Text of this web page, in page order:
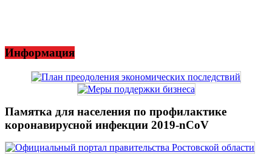
Информация
Памятка для населения по профилактике
коронавирусной инфекции 2019-nCoV